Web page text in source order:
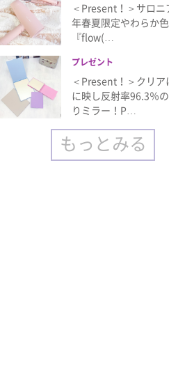
＜Present！＞サロニ
年春夏限定やわらか
『flow(…
プレゼント
＜Present！＞クリア
に映し反射率96.3％
りミラー！P…
もっとみる